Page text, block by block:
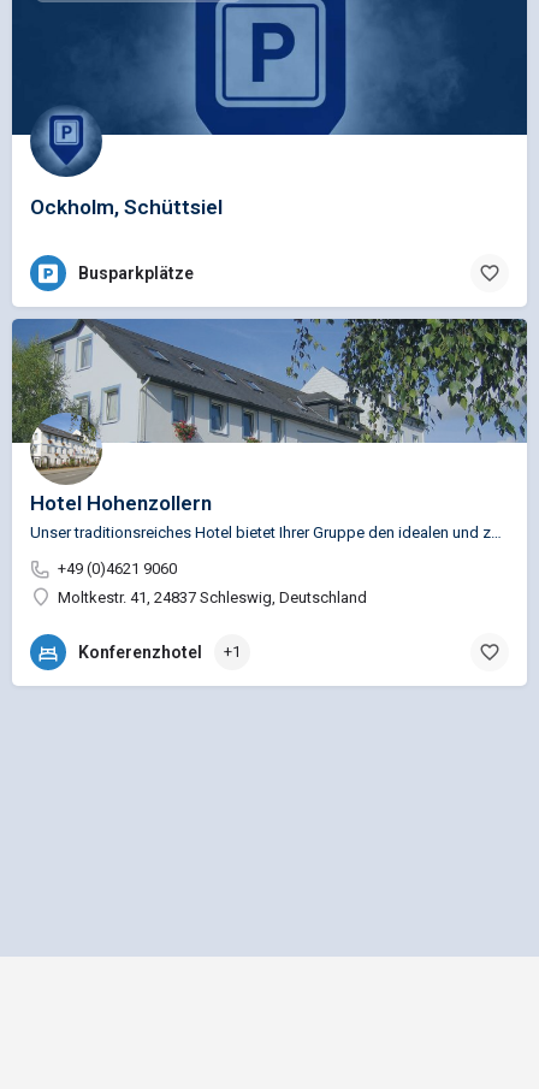
Ockholm, Schüttsiel
Busparkplätze
Hotel Hohenzollern
+49 (0)4621 9060
Moltkestr. 41, 24837 Schleswig, Deutschland
Konferenzhotel +1